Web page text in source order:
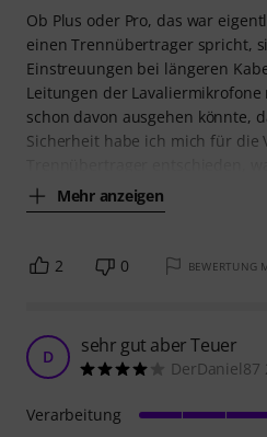
Ob Plus oder Pro, das war
einen Trennübertrager spricht,
Einstreuungen bei längeren
Leitungen der
schon davon ausgehen könnte,
Sicherheit habe ich mich für die
Mehr anzeigen
2 0 BEWERTUNG
D sehr gut aber Teuer
DerDaniel87
Verarbeitung